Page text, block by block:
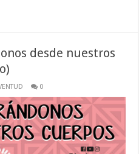
desde nuestros
0